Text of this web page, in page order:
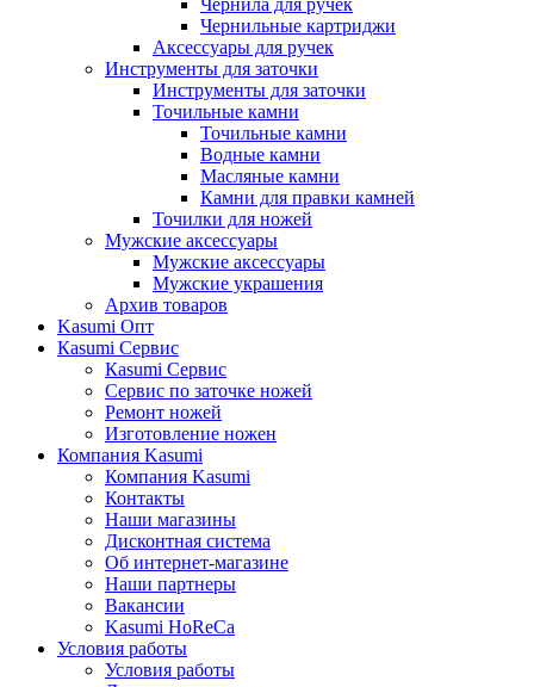
Чернильные картриджи
Аксессуары для ручек
Инструменты для заточки
Инструменты для заточки
Точильные камни
Точильные камни
Водные камни
Масляные камни
Камни для правки камней
Точилки для ножей
Мужские аксессуары
Мужские аксессуары
Мужские украшения
Архив товаров
Kasumi Опт
Кasumi Сервис
Кasumi Сервис
Сервис по заточке ножей
Ремонт ножей
Изготовление ножен
Компания Kasumi
Компания Kasumi
Контакты
Наши магазины
Дисконтная система
Об интернет-магазине
Наши партнеры
Вакансии
Kasumi HoReCa
Условия работы
Условия работы